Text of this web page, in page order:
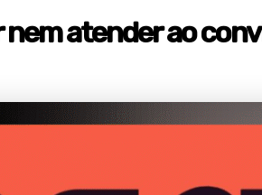
nem atender ao